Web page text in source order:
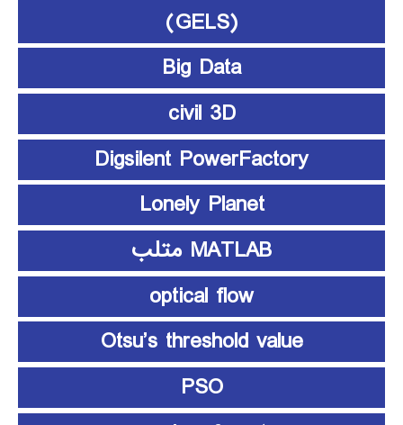
(GELS)
Big Data
civil 3D
Digsilent PowerFactory
Lonely Planet
MATLAB متلب
optical flow
Otsu’s threshold value
PSO